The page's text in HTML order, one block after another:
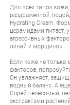
Для всех типов кожи,
раздраженной,
Hydrating Cream.
церамидами питает,
агрессивных
линий и морщинок.
Если коже не только
факторов,
Он увлажняет,
водный баланс. А
Спрей невесомый,
экстрактами